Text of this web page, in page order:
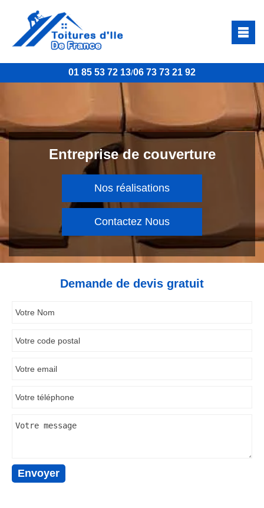
01 85 53 72 13/06 73 73 21 92
Entreprise de couverture
Nos réalisations
Contactez Nous
Demande de devis gratuit